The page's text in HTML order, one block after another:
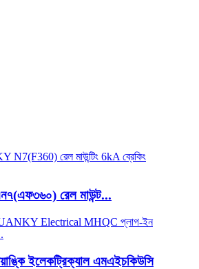
রেল মাউন্ট...
ইলেকট্রিক্যাল এমএইচকিউসি